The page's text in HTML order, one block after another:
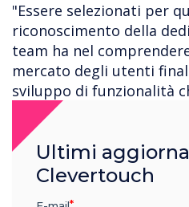
"Essere selezionati per
riconoscimento della
team ha nel
mercato degli utenti
sviluppo di funzionalità
nostra offerta a prova di
le esigenze cambiano
Ultimi
Clevertouch